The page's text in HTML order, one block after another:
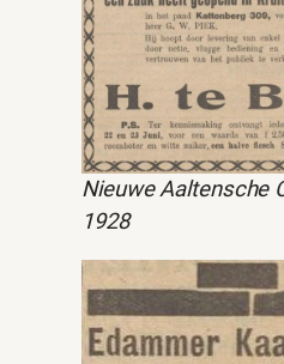
Nieuwe Aaltensche
1928